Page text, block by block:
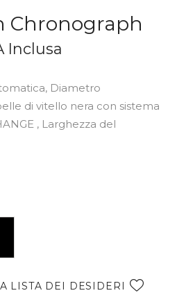
Chronograph
Inclusa
Diametro
di vitello nera con sistema
, Larghezza del
t
e
LISTA DEI DESIDERI